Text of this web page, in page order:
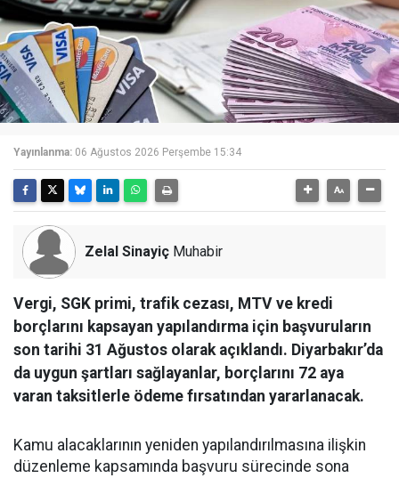
Yayınlanma: 06 Ağustos 2026 Perşembe 15:34
Zelal Sinayiç Muhabir
Vergi, SGK primi, trafik cezası, MTV ve kredi
borçlarını kapsayan yapılandırma için başvuruların
son tarihi 31 Ağustos olarak açıklandı. Diyarbakır’da
da uygun şartları sağlayanlar, borçlarını 72 aya
varan taksitlerle ödeme fırsatından yararlanacak.
Kamu alacaklarının yeniden yapılandırılmasına ilişkin
düzenleme kapsamında başvuru sürecinde sona